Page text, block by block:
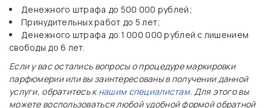
Денежного штрафа до 500 000 рублей;
Принудительных работ до 5 лет;
Денежного штрафа до 1 000 000 рублей с лишением
свободы до 6 лет.
Если у вас остались вопросы о процедуре маркировки
парфюмерии или вы заинтересованы в получении данной
услуги, обратитесь кнашим специалистам. Для этого вы
можете воспользоваться любой удобной формой обратной